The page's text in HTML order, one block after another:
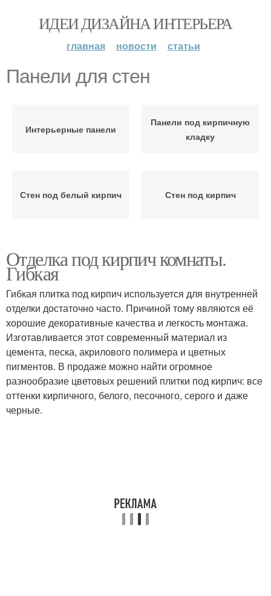
ИДЕИ ДИЗАЙНА ИНТЕРЬЕРА
главная новости статьи
Панели для стен
Интерьерные панели
Панели под кирпичную
кладку
Стен под белый кирпич Стен под кирпич
Отделка под кирпич комнаты.
Гибкая
Гибкая плитка под кирпич используется для внутренней
отделки достаточно часто. Причиной тому являются её
хорошие декоративные качества и легкость монтажа.
Изготавливается этот современный материал из
цемента, песка, акрилового полимера и цветных
пигментов. В продаже можно найти огромное
разнообразие цветовых решений плитки под кирпич: все
оттенки кирпичного, белого, песочного, серого и даже
черные.